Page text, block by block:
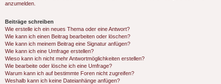
anzumelden.
Beiträge schreiben
Wie erstelle ich ein neues Thema oder eine Antwort?
Wie kann ich einen Beitrag bearbeiten oder löschen?
Wie kann ich meinem Beitrag eine Signatur anfügen?
Wie kann ich eine Umfrage erstellen?
Wieso kann ich nicht mehr Antwortmöglichkeiten erstellen?
Wie bearbeite oder lösche ich eine Umfrage?
Warum kann ich auf bestimmte Foren nicht zugreifen?
Weshalb kann ich keine Dateianhänge anfügen?